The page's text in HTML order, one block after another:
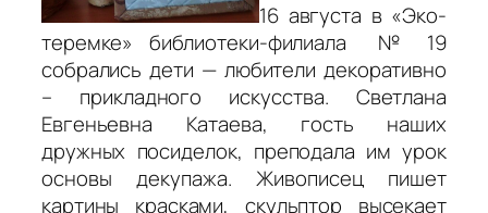
16 августа в «Эко-
теремке» библиотеки-филиала № 19
собрались дети — любители декоративно
– прикладного искусства. Светлана
Евгеньевна Катаева, гость наших
дружных посиделок, преподала им урок
основы декупажа. Живописец пишет
картины красками, скульптор высекает